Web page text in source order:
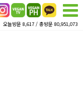
오늘방문 8,617 / 총방문 80,951,073